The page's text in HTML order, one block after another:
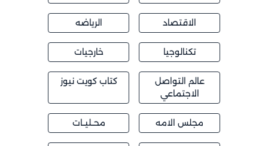
الاقتصاد الرياضه
تكنالوجيا خارجيات
عالم التواصل
الاجتماعي
كتاب كويت نيوز
مجلس الامه محــليــات